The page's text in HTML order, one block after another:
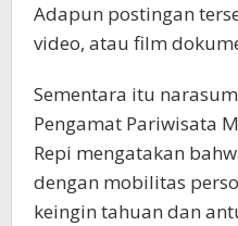
Adapun postingan
video, atau film
Sementara itu
Pengamat Pariwisata
Repi mengatakan
dengan mobilitas
keingin tahuan dan